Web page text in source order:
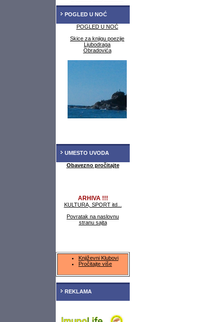
POGLED U NOĆ
POGLED U NOĆ
Skice za knjigu poezije
Ljubodraga
Obradovića
UMESTO UVODA
Obavezno pročitajte
ARHIVA !!!
KULTURA, SPORT itd...
Povratak na naslovnu
stranu sajta
Književni Klubovi
Pročitajte više
REKLAMA